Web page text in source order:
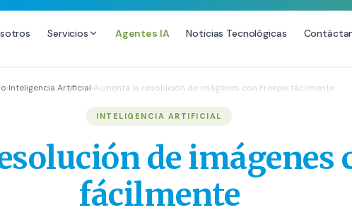
Servicios Agentes IA Noticias Tecnológicas
Diseño Web Premium
Consultoría SEO
SEO Local Avanzado
SEO para E-commerce
Link Building Premium
›Inteligencia Artificial›Aumenta la resolución de imágenes con Freepik fácilmente
INTELIGENCIA ARTIFICIAL
de imágenes
fácilmente